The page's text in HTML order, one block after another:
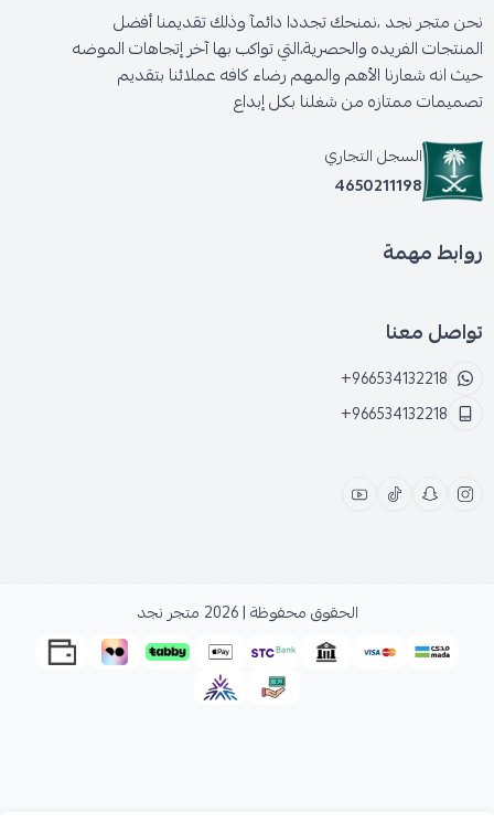
نحن متجر نجد ،نمنحك تجددا دائمآ وذلك تقديمنا أفضل
المنتجات الفريده والحصرية،التي تواكب بها آخر إتجاهات الموضه
حيث انه شعارنا الأهم والمهم رضاء كافه عملائنا بتقديم
تصميمات ممتازه من شغلنا بكل إبداع
السجل التجاري
4650211198
روابط مهمة
تواصل معنا
+966534132218
+966534132218
الحقوق محفوظة | 2026 متجر نجد